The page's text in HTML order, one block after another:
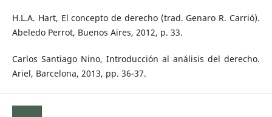
H.L.A. Hart, El concepto de derecho (trad. Genaro R. Carrió).
Abeledo Perrot, Buenos Aires, 2012, p. 33.
Carlos Santiago Nino, Introducción al análisis del derecho.
Ariel, Barcelona, 2013, pp. 36-37.